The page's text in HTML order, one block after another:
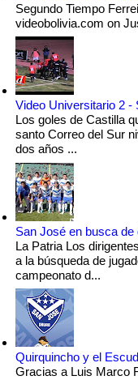
Segundo Tiempo
videobolivia.com on
Video Universitario 2 -
Los goles de Castilla
santo Correo del Sur
dos años ...
San José en busca de
La Patria Los
a la búsqueda de
campeonato d...
Quirquincho y el
Gracias a Luis Marco